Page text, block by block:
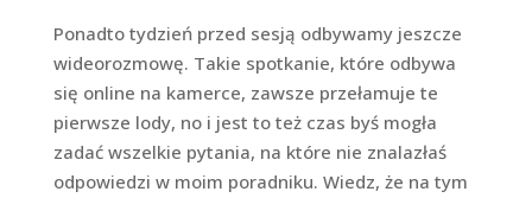
Ponadto tydzień przed sesją odbywamy jeszcze
wideorozmowę. Takie spotkanie, które odbywa
się online na kamerce, zawsze przełamuje te
pierwsze lody, no i jest to też czas byś mogła
zadać wszelkie pytania, na które nie znalazłaś
odpowiedzi w moim poradniku. Wiedz, że na tym